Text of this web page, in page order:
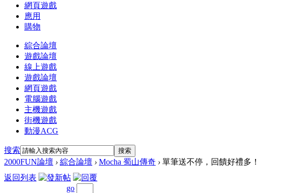
網頁遊戲
應用
購物
綜合論壇
遊戲論壇
線上遊戲
遊戲論壇
網頁遊戲
電腦遊戲
主機遊戲
街機遊戲
動漫ACG
搜索 搜索
2000FUN論壇 › 綜合論壇 › Mocha 蜀山傳奇 › 單筆送不停，回饋好禮多！
返回列表
go